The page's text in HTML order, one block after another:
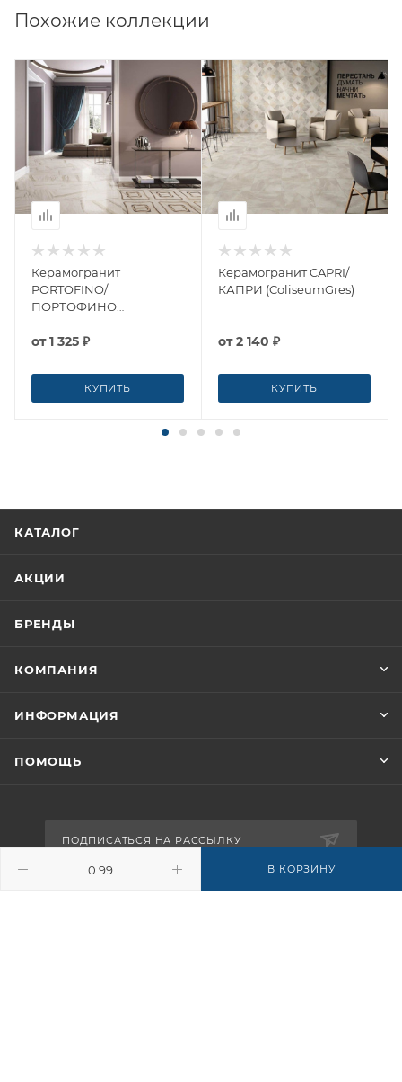
В КОРЗИНУ
Похожие коллекции
Керамогранит
PORTOFINO/
ПОРТОФИНО
от1 325 ₽
КУПИТЬ
Керамогранит CAPRI/
КАПРИ (ColiseumGres)
от2 140 ₽
КУПИТЬ
КАТАЛОГ
АКЦИИ
БРЕНДЫ
КОМПАНИЯ
ИНФОРМАЦИЯ
ПОМОЩЬ
ПОДПИСАТЬСЯ НА РАССЫЛКУ